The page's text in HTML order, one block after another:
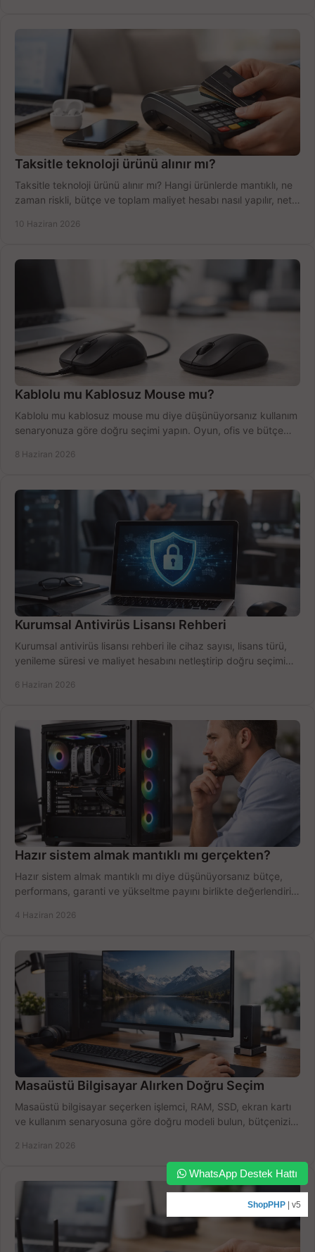
Taksitle teknoloji ürünü alınır mı?
Taksitle teknoloji ürünü alınır mı? Hangi ürünlerde mantıklı, ne
zaman riskli, bütçe ve toplam maliyet hesabı nasıl yapılır, net
10 Haziran 2026
Kablolu mu Kablosuz Mouse mu?
Kablolu mu kablosuz mouse mu diye düşünüyorsanız kullanım
senaryonuza göre doğru seçimi yapın. Oyun, ofis ve bütçe
8 Haziran 2026
Kurumsal Antivirüs Lisansı Rehberi
Kurumsal antivirüs lisansı rehberi ile cihaz sayısı, lisans türü,
yenileme süresi ve maliyet hesabını netleştirip doğru seçimi
6 Haziran 2026
Hazır sistem almak mantıklı mı gerçekten?
Hazır sistem almak mantıklı mı diye düşünüyorsanız bütçe,
performans, garanti ve yükseltme payını birlikte değerlendirin,
4 Haziran 2026
Masaüstü Bilgisayar Alırken Doğru Seçim
Masaüstü bilgisayar seçerken işlemci, RAM, SSD, ekran kartı
ve kullanım senaryosuna göre doğru modeli bulun, bütçenizi
2 Haziran 2026
WhatsApp Destek Hattı
ShopPHP | v5